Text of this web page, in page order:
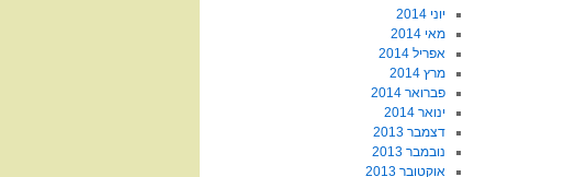
יוני 2014
מאי 2014
אפריל 2014
מרץ 2014
פברואר 2014
ינואר 2014
דצמבר 2013
נובמבר 2013
אוקטובר 2013